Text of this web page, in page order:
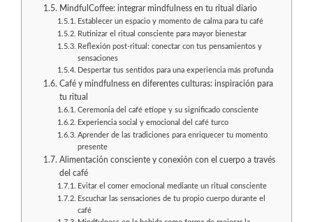
MindfulCoffee: integrar mindfulness en tu ritual diario
Establecer un espacio y momento de calma para tu café
Rutinizar el ritual consciente para mayor bienestar
Reflexión post-ritual: conectar con tus pensamientos y
sensaciones
Despertar tus sentidos para una experiencia más profunda
Café y mindfulness en diferentes culturas: inspiración para
tu ritual
Ceremonia del café etíope y su significado consciente
Experiencia social y emocional del café turco
Aprender de las tradiciones para enriquecer tu momento
presente
Alimentación consciente y conexión con el cuerpo a través
del café
Evitar el comer emocional mediante un ritual consciente
Escuchar las sensaciones de tu propio cuerpo durante el
café